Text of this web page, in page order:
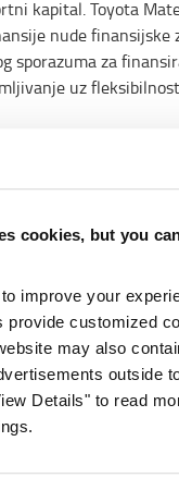
cookies, but you
improve your
provide customized
may also
outside
Details" to read
kapital. Toyota
nude finansijske
sporazuma za
uz
proizvoda